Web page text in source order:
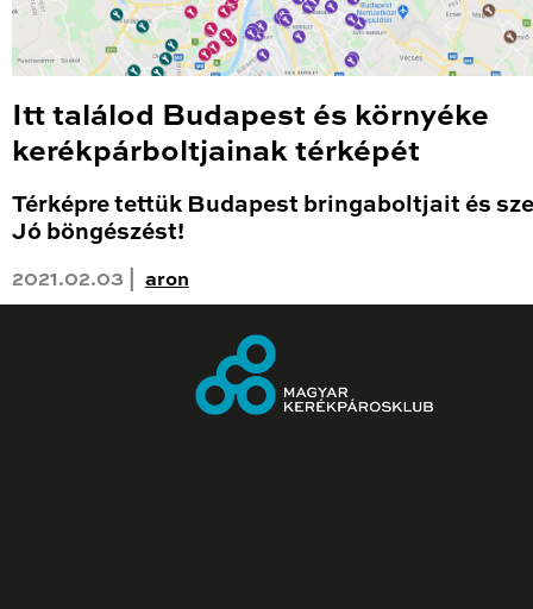
Itt találod Budapest és környéke
kerékpárboltjainak térképét
Térképre tettük Budapest bringaboltjait és
Jó böngészést!
2021.02.03 | aron